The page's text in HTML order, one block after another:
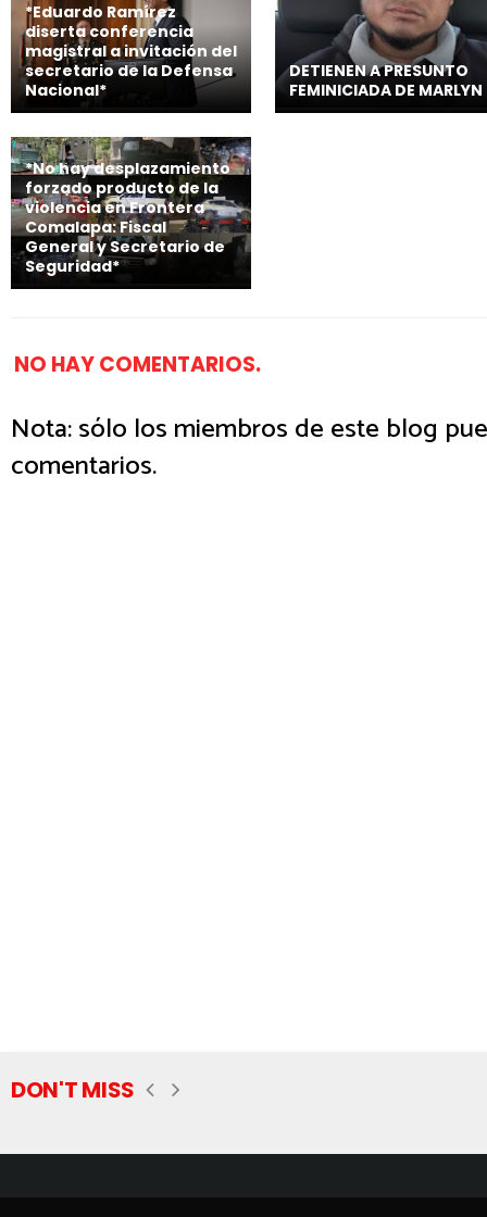
*Eduardo Ramírez
diserta conferencia
magistral a invitación del
secretario de la Defensa
Nacional*
DETIENEN A PRESUNTO
FEMINICIADA DE MARLYN
*No hay desplazamiento
forzado producto de la
violencia en Frontera
Comalapa: Fiscal
General y Secretario de
Seguridad*
NO HAY COMENTARIOS.
Nota: sólo los miembros de este blog
comentarios.
DON'T MISS